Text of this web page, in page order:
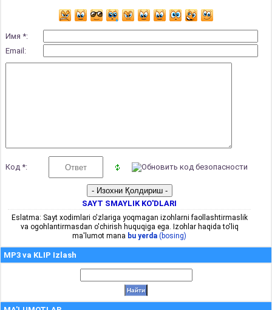
Имя *:
Email:
Код *:
SAYT SMAYLIK KO'DLARI
Eslatma: Sayt xodimlari o'zlariga yoqmagan izohlarni faollashtirmaslik
va ogohlantirmasdan o'chirish huquqiga ega. Izohlar haqida to'liq
ma'lumot mana bu yerda (bosing)
MP3 va KLIP Izlash